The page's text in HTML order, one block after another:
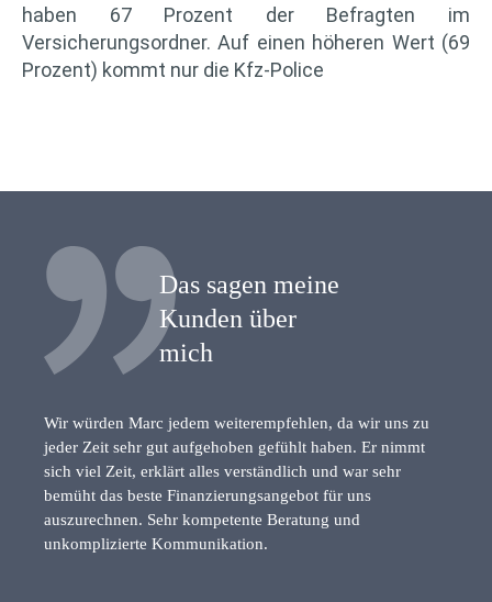
haben 67 Prozent der Befragten im
Versicherungsordner. Auf einen höheren Wert (69
Prozent) kommt nur die Kfz-Police
Das sagen meine
Kunden über
mich
Wir würden Marc jedem weiterempfehlen, da wir uns zu
jeder Zeit sehr gut aufgehoben gefühlt haben. Er nimmt
sich viel Zeit, erklärt alles verständlich und war sehr
bemüht das beste Finanzierungsangebot für uns
auszurechnen. Sehr kompetente Beratung und
unkomplizierte Kommunikation.